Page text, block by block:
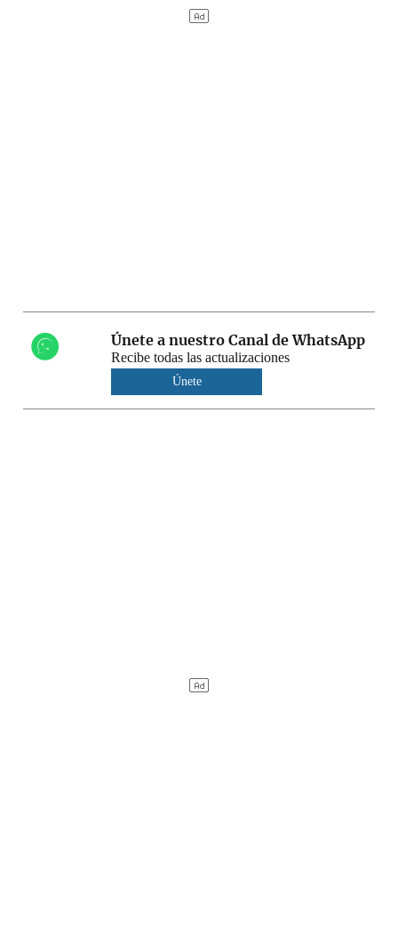
Únete a nuestro Canal de WhatsApp
Recibe todas las actualizaciones
Únete